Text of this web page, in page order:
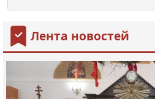
Лента новостей